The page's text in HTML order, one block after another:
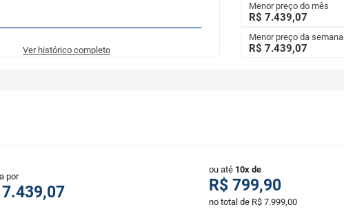
Ver histórico completo
Menor preço do mês
R$ 7.439,07
Menor preço da semana
R$ 7.439,07
por
7.439,07
ou até 10x de
R$ 799,90
no total de R$ 7.999,00